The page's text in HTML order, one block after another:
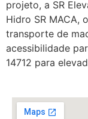
projeto, a SR
Hidro SR MACA,
transporte de
acessibilidade
14712 para